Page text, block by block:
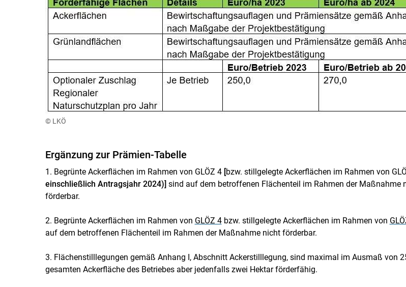
© LKÖ
Ergänzung zur Prämien-Tabelle
1. Begrünte Ackerflächen im Rahmen von GLÖZ 4 [bzw. stillgelegte Ackerflächen im Rahmen von
einschließlich Antragsjahr 2024)] sind auf dem betroffenen Flächenteil im Rahmen der Maßnahme
förderbar.
2. Begrünte Ackerflächen im Rahmen von GLÖZ 4bzw. stillgelegte Ackerflächen im Rahmen von
auf dem betroffenen Flächenteil im Rahmen der Maßnahme nicht förderbar.
3. Flächenstilllegungen gemäß Anhang I, Abschnitt Ackerstilllegung, sind maximal im Ausmaß von
gesamten Ackerfläche des Betriebes aber jedenfalls zwei Hektar förderfähig.